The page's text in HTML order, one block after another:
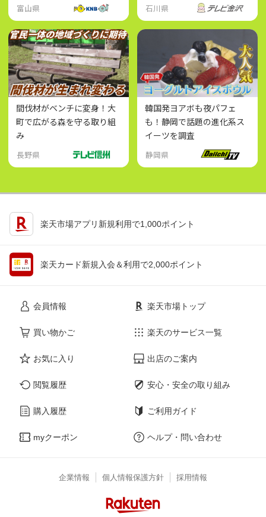
富山県 石川県
間伐材がベンチに変身！大
町で広がる森を守る取り組
み
長野県
韓国発ヨアボも夜パフェ
も！静岡で話題の進化系ス
イーツを調査
静岡県
楽天市場アプリ新規利用で1,000ポイント
楽天カード新規入会＆利用で2,000ポイント
会員情報
買い物かご
お気に入り
閲覧履歴
購入履歴
myクーポン
楽天市場トップ
楽天のサービス一覧
出店のご案内
安心・安全の取り組み
ご利用ガイド
ヘルプ・問い合わせ
企業情報 個人情報保護方針 採用情報